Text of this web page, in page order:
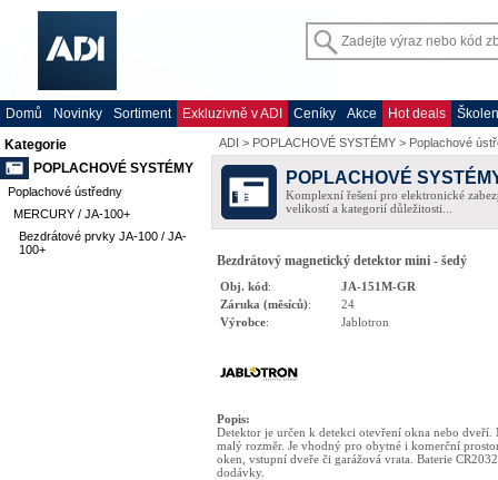
Domů Novinky Sortiment Exkluzivně v ADI Ceníky Akce Hot deals
Kategorie
POPLACHOVÉ SYSTÉMY
Poplachové ústředny
MERCURY / JA-100+
Bezdrátové prvky JA-100 / JA-
100+
ADI > POPLACHOVÉ SYSTÉMY > Poplachové
POPLACHOVÉ
Komplexní řešení pro elektronické
velikostí a kategorií důležitosti...
Bezdrátový magnetický detektor mini - šedý
Obj. kód:
JA-151M-GR
Záruka (měsíců):
24
Výrobce: Jablotron
Popis:
Detektor je určen k detekci otevření okna nebo dveří.
malý rozměr. Je vhodný pro obytné i komerční
oken, vstupní dveře či garážová vrata. Baterie
dodávky.